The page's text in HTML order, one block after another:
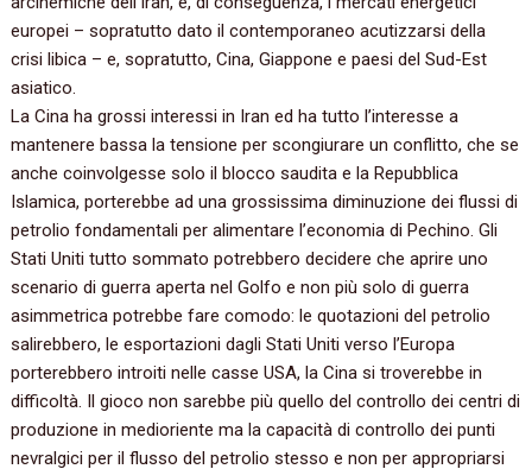
europei – sopratutto dato il contemporaneo acutizzarsi della
crisi libica – e, sopratutto, Cina, Giappone e paesi del Sud-Est
asiatico.
La Cina ha grossi interessi in Iran ed ha tutto l’interesse a
mantenere bassa la tensione per scongiurare un conflitto, che se
anche coinvolgesse solo il blocco saudita e la Repubblica
Islamica, porterebbe ad una grossissima diminuzione dei flussi di
petrolio fondamentali per alimentare l’economia di Pechino. Gli
Stati Uniti tutto sommato potrebbero decidere che aprire uno
scenario di guerra aperta nel Golfo e non più solo di guerra
asimmetrica potrebbe fare comodo: le quotazioni del petrolio
salirebbero, le esportazioni dagli Stati Uniti verso l’Europa
porterebbero introiti nelle casse USA, la Cina si troverebbe in
difficoltà. Il gioco non sarebbe più quello del controllo dei centri di
produzione in medioriente ma la capacità di controllo dei punti
nevralgici per il flusso del petrolio stesso e non per appropriarsi